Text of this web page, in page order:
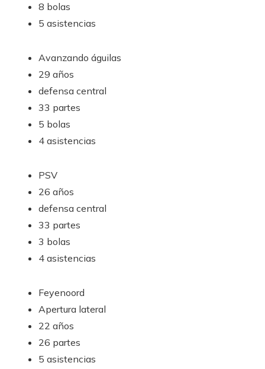
8 bolas
5 asistencias
Avanzando águilas
29 años
defensa central
33 partes
5 bolas
4 asistencias
PSV
26 años
defensa central
33 partes
3 bolas
4 asistencias
Feyenoord
Apertura lateral
22 años
26 partes
5 asistencias